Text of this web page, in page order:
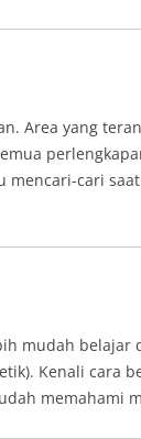
Area yang
mencari-cari
mudah belajar
Kenali cara
memahami